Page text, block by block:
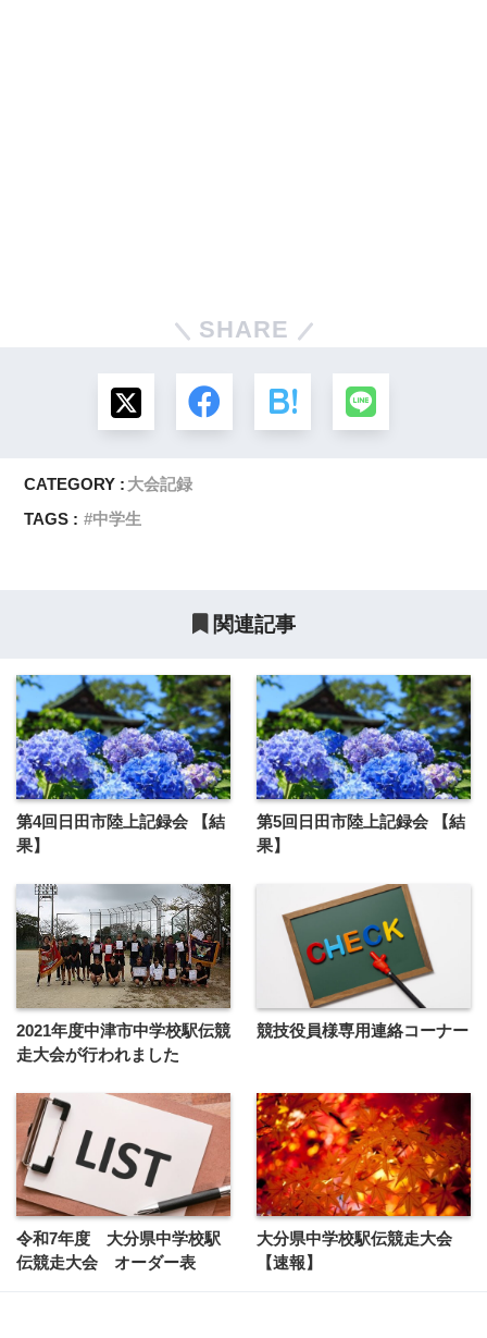
SHARE
CATEGORY : 大会記録
TAGS :
中学生
関連記事
第4回日田市陸上記録会 【結
果】
第5回日田市陸上記録会 【結
果】
2021年度中津市中学校駅伝競
走大会が行われました
競技役員様専用連絡コーナー
令和7年度 大分県中学校駅
伝競走大会 オーダー表
大分県中学校駅伝競走大会
【速報】